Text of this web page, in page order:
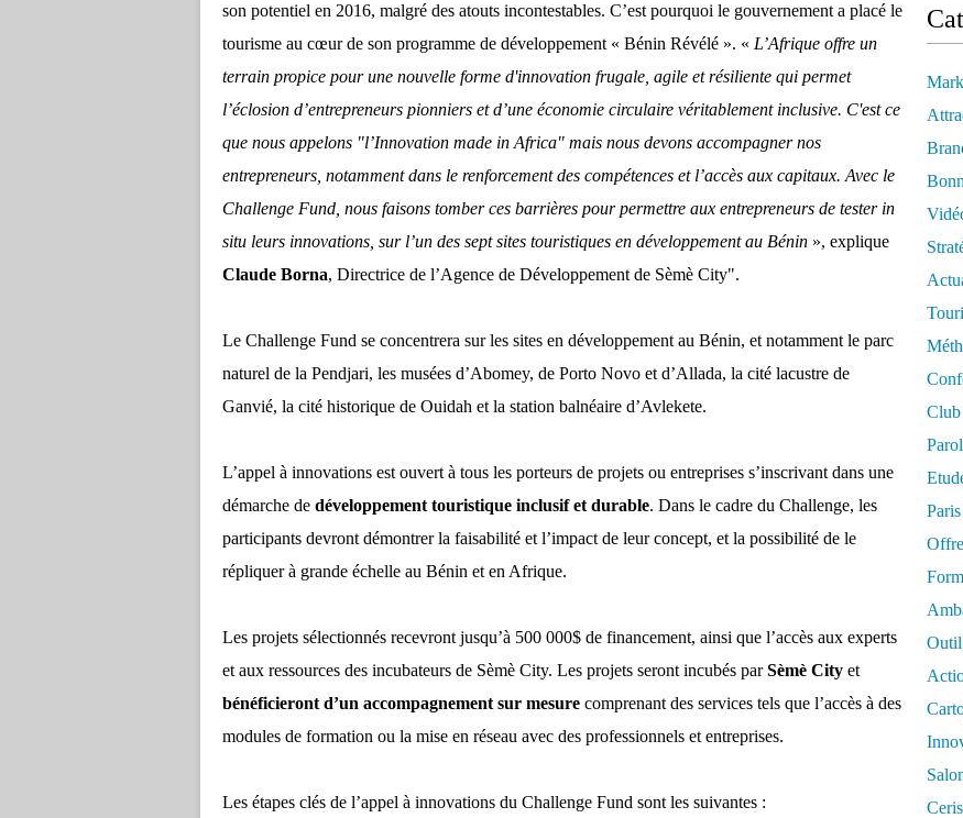
son potentiel en 2016, malgré des atouts incontestables. C’est pourquoi le gouvernement a placé le
tourisme au cœur de son programme de développement « Bénin Révélé ». « L’Afrique offre un
terrain propice pour une nouvelle forme d'innovation frugale, agile et résiliente qui permet
l’éclosion d’entrepreneurs pionniers et d’une économie circulaire véritablement inclusive. C'est ce
que nous appelons "l’Innovation made in Africa" mais nous devons accompagner nos
entrepreneurs, notamment dans le renforcement des compétences et l’accès aux capitaux. Avec le
Challenge Fund, nous faisons tomber ces barrières pour permettre aux entrepreneurs de tester in
situ leurs innovations, sur l’un des sept sites touristiques en développement au Bénin », explique
Claude Borna, Directrice de l’Agence de Développement de Sèmè City".
Le Challenge Fund se concentrera sur les sites en développement au Bénin, et notamment le parc
naturel de la Pendjari, les musées d’Abomey, de Porto Novo et d’Allada, la cité lacustre de
Ganvié, la cité historique de Ouidah et la station balnéaire d’Avlekete.
L’appel à innovations est ouvert à tous les porteurs de projets ou entreprises s’inscrivant dans une
démarche de développement touristique inclusif et durable. Dans le cadre du Challenge, les
participants devront démontrer la faisabilité et l’impact de leur concept, et la possibilité de le
répliquer à grande échelle au Bénin et en Afrique.
Les projets sélectionnés recevront jusqu’à 500 000$ de financement, ainsi que l’accès aux experts
et aux ressources des incubateurs de Sèmè City. Les projets seront incubés parSèmè City et
bénéficieront d’un accompagnement sur mesure comprenant des services tels que l’accès à des
modules de formation ou la mise en réseau avec des professionnels et entreprises.
Les étapes clés de l’appel à innovations du Challenge Fund sont les suivantes :
Outil